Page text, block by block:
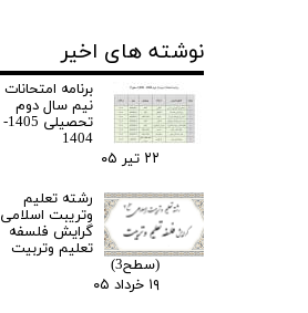
نوشته های اخیر
برنامه امتحانات
نیم سال دوم
تحصیلی 1405-
1404
۲۲ تیر ۰۵
رشته تعلیم
وتریبت اسلامی
گرایش فلسفه
تعلیم وتربیت
(سطح3)
۱۹ خرداد ۰۵